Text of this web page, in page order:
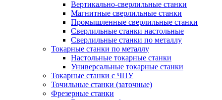
Вертикально-сверлильные станки
Магнитные сверлильные станки
Промышленные сверлильные станки
Сверлильные станки настольные
Сверлильные станки по металлу
Токарные станки по металлу
Настольные токарные станки
Универсальные токарные станки
Токарные станки с ЧПУ
Точильные станки (заточные)
Фрезерные станки